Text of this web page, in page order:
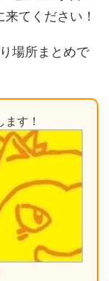
てください！
場所まとめで
す！